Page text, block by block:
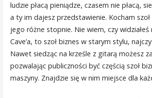
ludzie płacą pieniądze, czasem nie płacą,
a ty im dajesz przedstawienie. Kocham
jego różne stopnie. Nie wiem, czy widziałeś
Cave’a, to szoł biznes w starym stylu,
Nawet siedząc na krześle z gitarą możesz
pozwalając publiczności być częścią szoł
maszyny. Znajdzie się w nim miejsce dla